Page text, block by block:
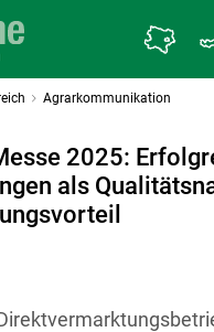
Agrarkommunikation
2025:
als